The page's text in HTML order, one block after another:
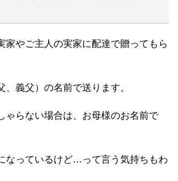
家やご主人の実家に配達で贈ってもら
、義父）の名前で送ります。
ゃらない場合は、お母様のお名前で
なっているけど…って言う気持ちもわ